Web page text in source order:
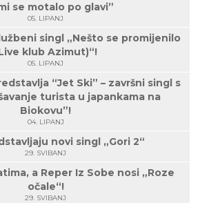
se motalo po glavi”
05. LIPANJ
singl „Nešto se promijenilo
klub Azimut)“!
05. LIPANJ
“Jet Ski” – završni singl s
turista u japankama na
Biokovu”!
04. LIPANJ
novi singl „Gori 2“
29. SVIBANJ
a Reper Iz Sobe nosi „Roze
očale“!
29. SVIBANJ